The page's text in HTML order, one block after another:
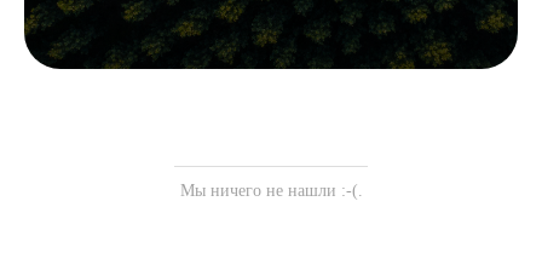
Мы ничего не нашли :-(.